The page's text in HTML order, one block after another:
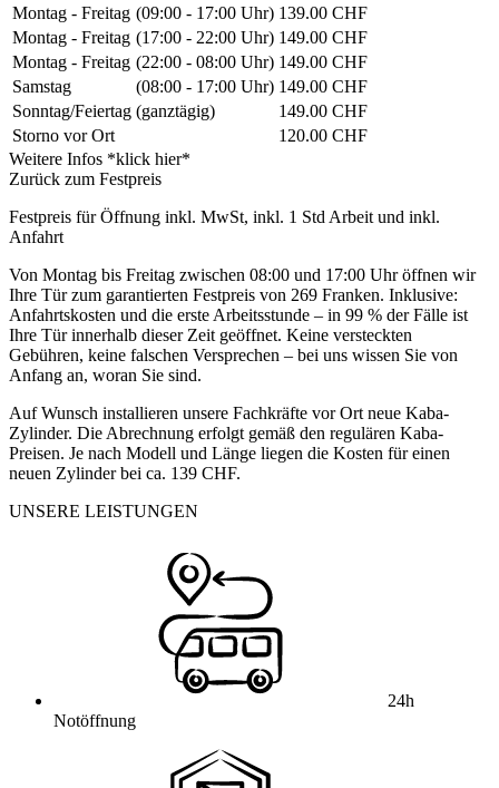
Montag - Freitag (09:00 - 17:00 Uhr) 139.00 CHF
Montag - Freitag (17:00 - 22:00 Uhr) 149.00 CHF
Montag - Freitag (22:00 - 08:00 Uhr) 149.00 CHF
Samstag
(08:00 - 17:00 Uhr) 149.00 CHF
Sonntag/Feiertag (ganztägig)
149.00 CHF
Storno vor Ort
120.00 CHF
Weitere Infos *klick hier*
Zurück zum Festpreis
Festpreis für Öffnung inkl. MwSt, inkl. 1 Std Arbeit und inkl.
Anfahrt
Von Montag bis Freitag zwischen 08:00 und 17:00 Uhr öffnen wir
Ihre Tür zum garantierten Festpreis von 269 Franken. Inklusive:
Anfahrtskosten und die erste Arbeitsstunde – in 99 % der Fälle ist
Ihre Tür innerhalb dieser Zeit geöffnet. Keine versteckten
Gebühren, keine falschen Versprechen – bei uns wissen Sie von
Anfang an, woran Sie sind.
Auf Wunsch installieren unsere Fachkräfte vor Ort neue Kaba-
Zylinder. Die Abrechnung erfolgt gemäß den regulären Kaba-
Preisen. Je nach Modell und Länge liegen die Kosten für einen
neuen Zylinder bei ca. 139 CHF.
UNSERE LEISTUNGEN
24h
Notöffnung